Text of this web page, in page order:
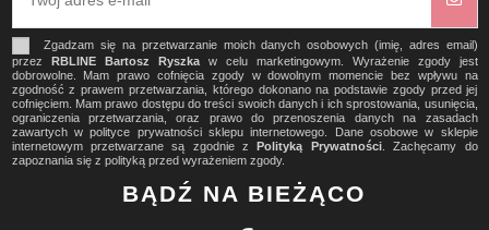
Zgadzam się na przetwarzanie moich danych osobowych (imię, adres email)
przez RBLINE Bartosz Ryszkaw celu marketingowym. Wyrażenie zgody jest
dobrowolne. Mam prawo cofnięcia zgody w dowolnym momencie bez wpływu na
zgodność z prawem przetwarzania, którego dokonano na podstawie zgody przed jej
cofnięciem. Mam prawo dostępu do treści swoich danych i ich sprostowania, usunięcia,
ograniczenia przetwarzania, oraz prawo do przenoszenia danych na zasadach
zawartych w polityce prywatności sklepu internetowego. Dane osobowe w sklepie
internetowym przetwarzane są zgodnie zPolityką Prywatności. Zachęcamy do
zapoznania się z polityką przed wyrażeniem zgody.
BĄDŹ NA BIEŻĄCO